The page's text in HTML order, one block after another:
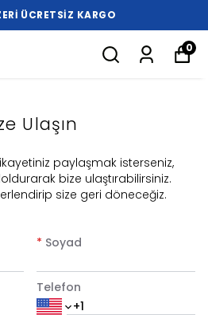
ÜCRETSIZ KARGO
0
Ulaşın
paylaşmak isterseniz,
bize ulaştırabilirsiniz.
size geri döneceğiz.
* Soyad
Telefon